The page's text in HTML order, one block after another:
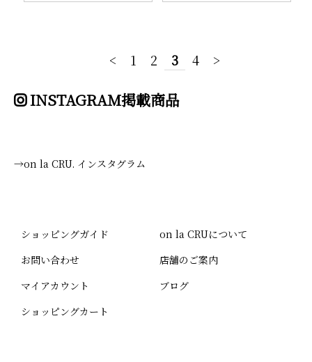
< 1 2 3 4 >
INSTAGRAM掲載商品
→on la CRU. インスタグラム
ショッピングガイド
お問い合わせ
マイアカウント
ショッピングカート
on la CRUについて
店舗のご案内
ブログ